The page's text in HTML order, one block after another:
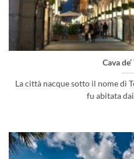
Cava
La città nacque sotto il nome di
fu abitata